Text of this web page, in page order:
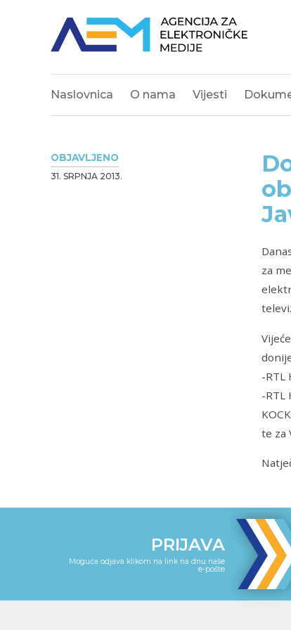
Naslovnica O nama Vijesti
OBJAVLJENO
31. SRPNJA 2013.
za
-RTL
-RTL
te za
PRIJAVA
Moguća odjava klikom na link na dnu naše
e-pošte